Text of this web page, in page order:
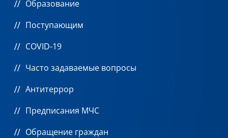
Образование
Поступающим
COVID-19
Часто задаваемые вопросы
Антитеррор
Предписания МЧС
Обращение граждан